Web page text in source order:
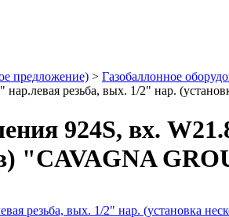
предложение) > Газобаллонное
нар.левая резьба, вых. 1/2" нар.
924S, вх.
"CAVAGNA